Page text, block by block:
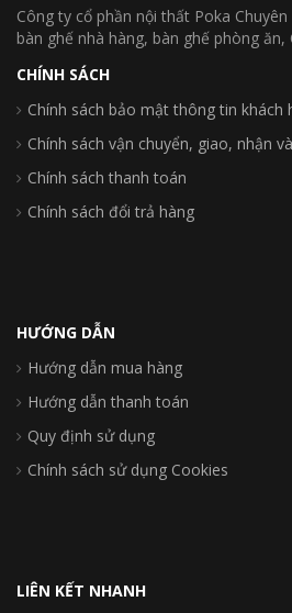
Công ty cổ phần nội thất Poka
bàn ghế nhà hàng, bàn ghế phòng ăn,
CHÍNH SÁCH
Chính sách bảo mật thông tin khách
Chính sách vận chuyển, giao, nhận
Chính sách thanh toán
Chính sách đổi trả hàng
HƯỚNG DẪN
Hướng dẫn mua hàng
Hướng dẫn thanh toán
Quy định sử dụng
Chính sách sử dụng Cookies
LIÊN KẾT NHANH